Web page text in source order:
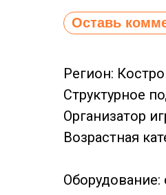
Регион:
Структурное
Организатор
Возрастная
Оборудование:
Оставь